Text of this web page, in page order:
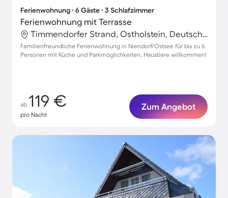
Ferienwohnung ∙ 6 Gäste ∙ 3 Schlafzimmer
Ferienwohnung mit Terrasse
Timmendorfer Strand, Ostholstein, Deutschland
Familienfreundliche Ferienwohnung in Niendorf/Ostsee für bis zu 6
Personen mit Küche und Parkmöglichkeiten, Haustiere willkommen!
ab 119 €
pro Nacht
Zum Angebot